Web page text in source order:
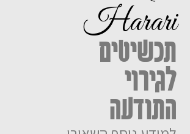
Harari
תכשיטים
לגירוי
התודעה